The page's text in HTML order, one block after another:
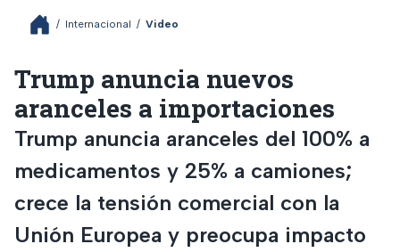
/ Internacional / Video
Trump anuncia nuevos
aranceles a importaciones
Trump anuncia aranceles del 100% a
medicamentos y 25% a camiones;
crece la tensión comercial con la
Unión Europea y preocupa impacto